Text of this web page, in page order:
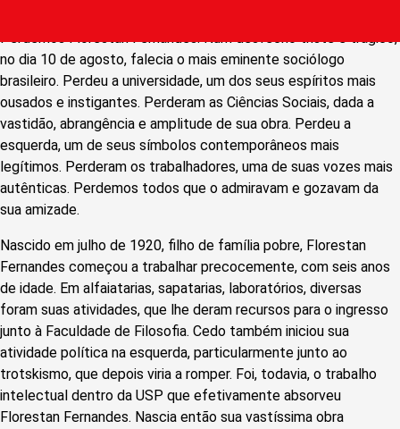
Perdemos Florestan Fernandes. Num desfecho triste e trágico,
no dia 10 de agosto, falecia o mais eminente sociólogo
brasileiro. Perdeu a universidade, um dos seus espíritos mais
ousados e instigantes. Perderam as Ciências Sociais, dada a
vastidão, abrangência e amplitude de sua obra. Perdeu a
esquerda, um de seus símbolos contemporâneos mais
legítimos. Perderam os trabalhadores, uma de suas vozes mais
autênticas. Perdemos todos que o admiravam e gozavam da
sua amizade.
Nascido em julho de 1920, filho de família pobre, Florestan
Fernandes começou a trabalhar precocemente, com seis anos
de idade. Em alfaiatarias, sapatarias, laboratórios, diversas
foram suas atividades, que lhe deram recursos para o ingresso
junto à Faculdade de Filosofia. Cedo também iniciou sua
atividade política na esquerda, particularmente junto ao
trotskismo, que depois viria a romper. Foi, todavia, o trabalho
intelectual dentro da USP que efetivamente absorveu
Florestan Fernandes. Nascia então sua vastíssima obra